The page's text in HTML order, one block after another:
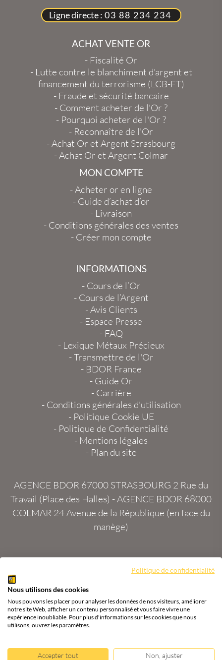
Ligne directe : 03 88 234 234
ACHAT VENTE OR
- Fiscalité Or
- Lutte contre le blanchiment d'argent et
financement du terrorisme (LCB-FT)
- Fraude et sécurité bancaire
- Comment acheter de l'Or ?
- Pourquoi acheter de l'Or ?
- Reconnaître de l'Or
-Achat Or et Argent Strasbourg
-Achat Or et Argent Colmar
MON COMPTE
-Acheter or en ligne
- Guide d’achat d’or
- Livraison
- Conditions générales des ventes
- Créer mon compte
INFORMATIONS
- Cours de l’Or
- Cours de l’Argent
-Avis Clients
- Espace Presse
- FAQ
- Lexique Métaux Précieux
-Transmettre de l'Or
- BDOR France
- Guide Or
- Carrière
- Conditions générales d'utilisation
- Politique Cookie UE
- Politique de Confidentialité
- Mentions légales
- Plan du site
AGENCE BDOR 67000 STRASBOURG 2 Rue du
Travail (Place des Halles) -AGENCE BDOR 68000
COLMAR 24 Avenue de la République (en face du
manège)
Tous droits réservés Agence BDOR ®
Cours or, achat
& vente or, argent
Politique de confidentialité
Nous utilisons des cookies
Nous pouvons les placer pour analyser les données de nos visiteurs, améliorer
notre site Web, afficher un contenu personnalisé et vous faire vivre une
expérience inoubliable. Pour plus d'informations sur les cookies que nous
utilisons, ouvrez les paramètres.
Accepter tout Non, ajuster